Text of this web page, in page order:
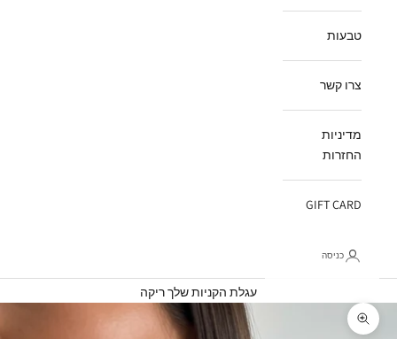
טבעות
צרו קשר
מדיניות
החזרות
GIFT CARD
כניסה
עגלת הקניות שלך ריקה
תקריב